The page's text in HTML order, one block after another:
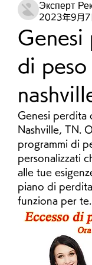
Эксперт
2023年9月7
Genesi
di peso
Genesi perdita
Nashville, TN.
programmi di
personalizzati
alle tue
piano di
funziona per te.